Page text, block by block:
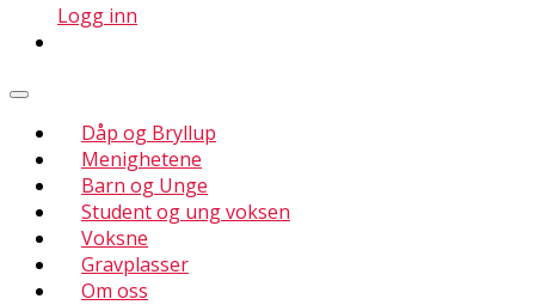
Logg inn
Dåp og Bryllup
Menighetene
Barn og Unge
Student og ung voksen
Voksne
Gravplasser
Om oss